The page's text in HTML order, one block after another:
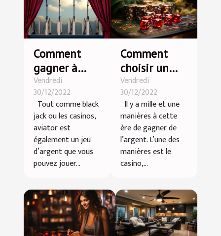
Comment
gagner à
aviator?
Vendredi
30/12/2022
Tout comme black
jack ou les casinos,
aviator est
également un jeu
d’argent que vous
pouvez jouer...
Comment
choisir un
bon casino
en ligne ?
Vendredi
30/12/2022
Il y a mille et une
manières à cette
ère de gagner de
l’argent. L’une des
manières est le
casino,...